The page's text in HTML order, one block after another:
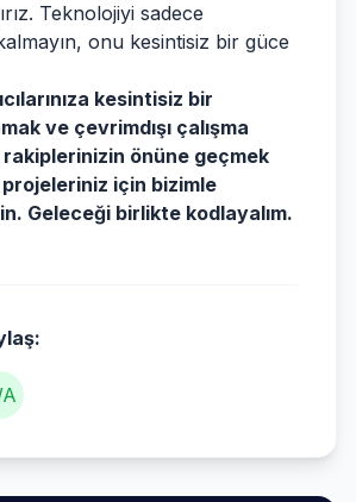
Teknolojiyi sadece
onu kesintisiz bir güce
kesintisiz bir
ve çevrimdışı çalışma
önüne geçmek
için bizimle
Geleceği birlikte kodlayalım.